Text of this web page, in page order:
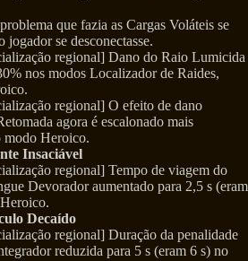
que fazia as Cargas Voláteis se
jogador se desconectasse.
regional] Dano do Raio Lumicida
nos modos Localizador de Raides,
regional] O efeito de dano
agora é escalonado mais
modo Heroico.
Insaciável
regional] Tempo de viagem do
Devorador aumentado para 2,5 s (eram
Decaído
regional] Duração da penalidade
reduzida para 5 s (eram 6 s) no